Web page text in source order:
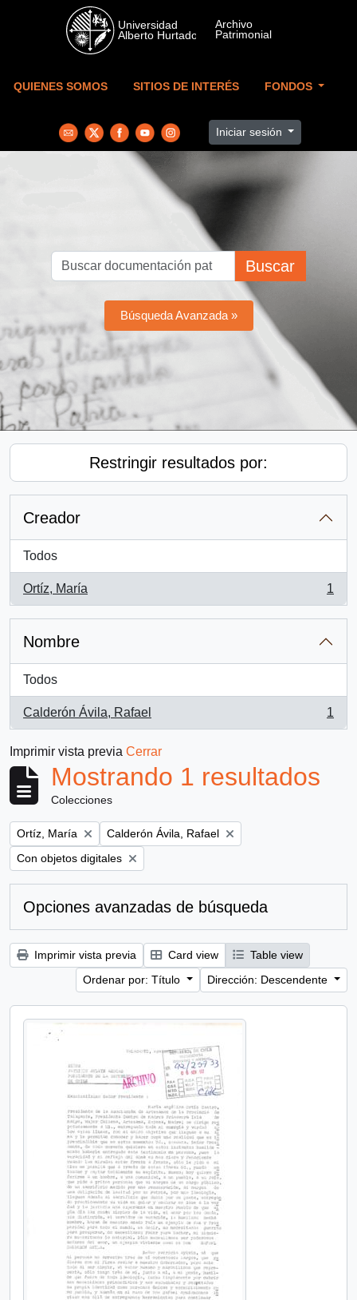
Skip to main content
QUIENES SOMOS SITIOS DE INTERÉS FONDOS
Iniciar sesión
Buscar
Búsqueda Avanzada »
Restringir resultados por:
Creador
Todos
Ortíz, María
, 1 resultados
1
Nombre
Todos
Calderón Ávila, Rafael
, 1 resultados
1
Imprimir vista previa Cerrar
Mostrando 1 resultados
Colecciones
Remove filter:
Ortíz, María Remove filter:
Calderón Ávila, Rafael
Remove filter:
Con objetos digitales
Opciones avanzadas de búsqueda
Imprimir vista previa Card view
Table view
Ordenar por: Título
Dirección: Descendente